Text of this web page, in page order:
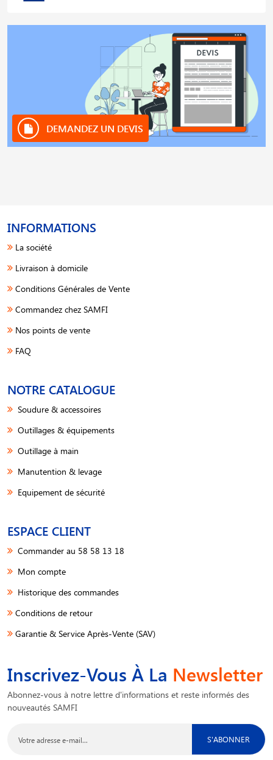
DEMANDEZ UN DEVIS
INFORMATIONS
La société
Livraison à domicile
Conditions Générales de Vente
Commandez chez SAMFI
Nos points de vente
FAQ
NOTRE CATALOGUE
Soudure & accessoires
Outillages & équipements
Outillage à main
Manutention & levage
Equipement de sécurité
ESPACE CLIENT
Commander au 58 58 13 18
Mon compte
Historique des commandes
Conditions de retour
Garantie & Service Après-Vente (SAV)
Inscrivez-Vous À La Newsletter
Abonnez-vous à notre lettre d'informations et reste informés des
nouveautés SAMFI
S'ABONNER